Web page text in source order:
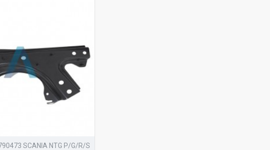
SCANIA NTG P/G/R/S